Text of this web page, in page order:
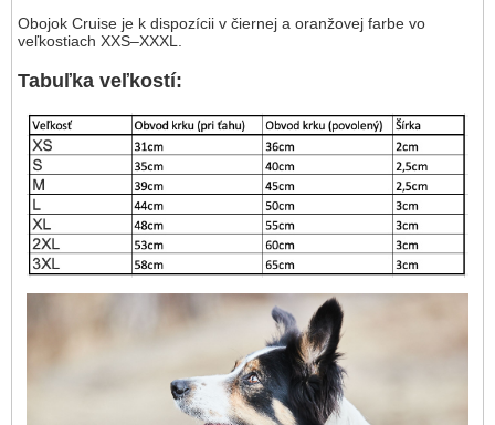
Obojok Cruise je k dispozícii v čiernej a oranžovej farbe vo
veľkostiach XXS–XXXL.
Tabuľka veľkostí: